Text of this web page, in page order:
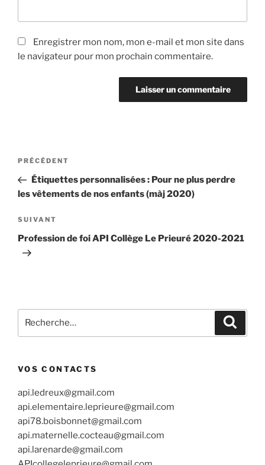
Enregistrer mon nom, mon e-mail et mon site dans
le navigateur pour mon prochain commentaire.
Navigation
l’article
Article
précédent
PRÉCÉDENT
Étiquettes personnalisées : Pour ne plus perdre
les vêtements de nos enfants (màj 2020)
Article
suivant
SUIVANT
Profession de foi API Collège Le Prieuré 2020-2021
pour
VOS CONTACTS
api.ledreux@gmail.com
api.elementaire.leprieure@gmail.com
api78.boisbonnet@gmail.com
api.maternelle.cocteau@gmail.com
api.larenarde@gmail.com